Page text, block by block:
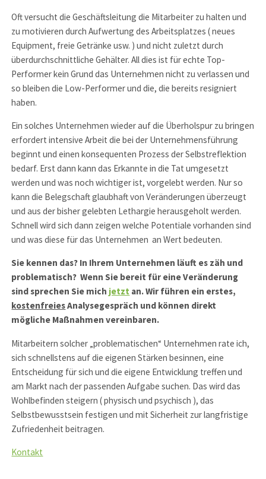
Oft versucht die Geschäftsleitung die Mitarbeiter zu halten und
zu motivieren durch Aufwertung des Arbeitsplatzes ( neues
Equipment, freie Getränke usw. ) und nicht zuletzt durch
überdurchschnittliche Gehälter. All dies ist für echte Top-
Performer kein Grund das Unternehmen nicht zu verlassen und
so bleiben die Low-Performer und die, die bereits resigniert
haben.
Ein solches Unternehmen wieder auf die Überholspur zu bringen
erfordert intensive Arbeit die bei der Unternehmensführung
beginnt und einen konsequenten Prozess der Selbstreflektion
bedarf. Erst dann kann das Erkannte in die Tat umgesetzt
werden und was noch wichtiger ist, vorgelebt werden. Nur so
kann die Belegschaft glaubhaft von Veränderungen überzeugt
und aus der bisher gelebten Lethargie herausgeholt werden.
Schnell wird sich dann zeigen welche Potentiale vorhanden sind
und was diese für das Unternehmen an Wert bedeuten.
Sie kennen das? In Ihrem Unternehmen läuft es zäh und
problematisch? Wenn Sie bereit für eine Veränderung
sind sprechen Sie mich jetzt an. Wir führen ein erstes,
kostenfreiesAnalysegespräch und können direkt
mögliche Maßnahmen vereinbaren.
Mitarbeitern solcher „problematischen“ Unternehmen rate ich,
sich schnellstens auf die eigenen Stärken besinnen, eine
Entscheidung für sich und die eigene Entwicklung treffen und
am Markt nach der passenden Aufgabe suchen. Das wird das
Wohlbefinden steigern ( physisch und psychisch ), das
Selbstbewusstsein festigen und mit Sicherheit zur langfristige
Zufriedenheit beitragen.
Kontakt